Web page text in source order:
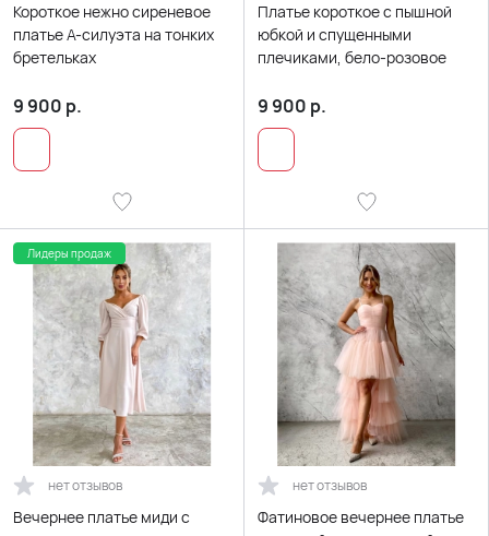
Короткое нежно сиреневое
платье А-силуэта на тонких
бретельках
9 900 р.
Платье короткое с пышной
юбкой и спущенными
плечиками, бело-розовое
9 900 р.
Лидеры продаж
нет отзывов
Вечернее платье миди с
нет отзывов
Фатиновое вечернее платье